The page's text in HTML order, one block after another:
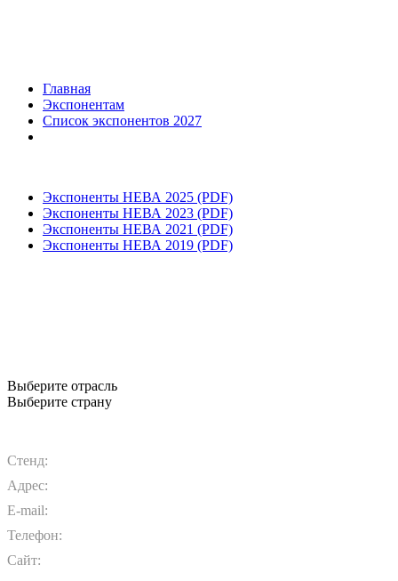
Главная
Экспонентам
Список экспонентов 2027
Экспоненты НЕВА 2025 (PDF)
Экспоненты НЕВА 2023 (PDF)
Экспоненты НЕВА 2021 (PDF)
Экспоненты НЕВА 2019 (PDF)
Выберите отрасль
Выберите страну
Стенд:
Адрес:
E-mail:
Телефон:
Сайт: